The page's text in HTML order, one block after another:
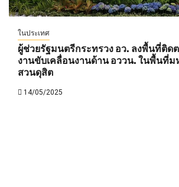
ในประเทศ
ผู้ช่วยรัฐมนตรีกระทรวง อว. ลงพื้นที่ติด
งานขับเคลื่อนงานด้าน อววน. ในพื้นที่ม
สวนดุสิต
14/05/2025